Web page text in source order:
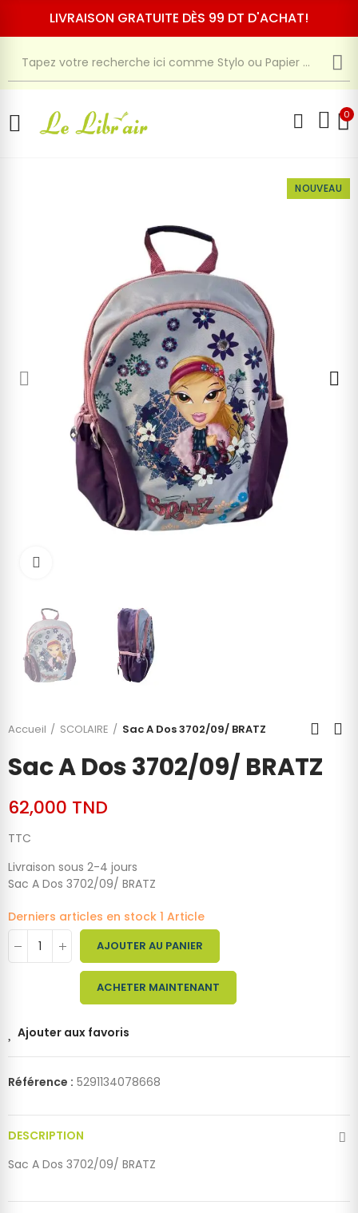
LIVRAISON GRATUITE DÈS 99 DT D'ACHAT!
0
NOUVEAU
Accueil SCOLAIRE Sac A Dos 3702/09/ BRATZ
Sac A Dos 3702/09/ BRATZ
62,000 TND
TTC
Livraison sous 2-4 jours
Sac A Dos 3702/09/ BRATZ
Derniers articles en stock 1 Article
AJOUTER AU PANIER
ACHETER MAINTENANT
Ajouter aux favoris
Référence : 5291134078668
DESCRIPTION
Sac A Dos 3702/09/ BRATZ